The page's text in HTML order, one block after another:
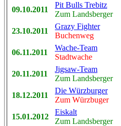
09.10.2011
Pit Bulls Trebitz
Zum Landsberger
23.10.2011
Grazy Fighter
Buchenweg
06.11.2011
Wache-Team
Stadtwache
20.11.2011
Jigsaw-Team
Zum Landsberger
18.12.2011
Die Würzburger
Zum Würzbuger
15.01.2012
Eiskalt
Zum Landsberger